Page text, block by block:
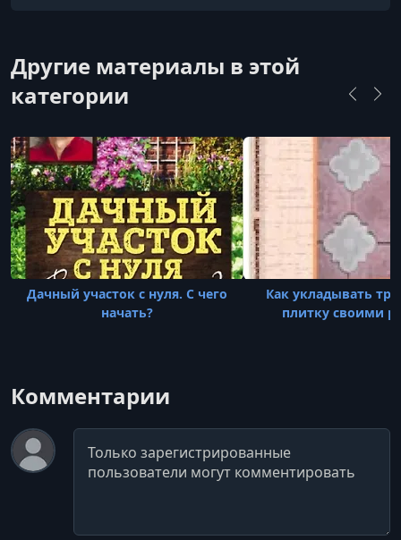
Другие материалы в этой
категории
Дачный участок с нуля. С чего
начать?
Как укладывать
плитку своими
Комментарии
Комментарий